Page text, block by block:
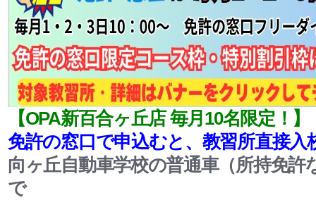
【OPA新百合ヶ丘店 毎月10名限定！】
免許の窓口で申込むと、教習所直接入
向ヶ丘自動車学校の普通車（所持免許
で